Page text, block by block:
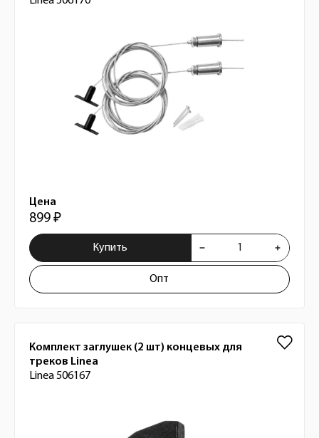
Цена
899 ₽
Купить
Опт
Комплект заглушек (2 шт) концевых для
треков Linea
Linea 506167